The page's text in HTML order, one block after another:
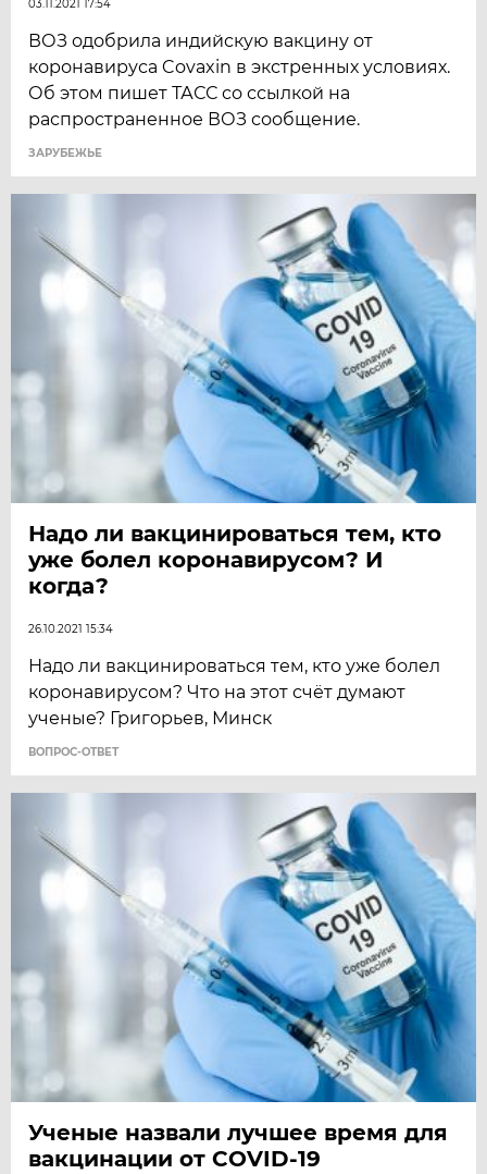
03.11.2021 17:54
ВОЗ одобрила индийскую вакцину от
коронавируса Covaxin в экстренных условиях.
Об этом пишет ТАСС со ссылкой на
распространенное ВОЗ сообщение.
ЗАРУБЕЖЬЕ
Надо ли вакцинироваться тем, кто
уже болел коронавирусом? И
когда?
26.10.2021 15:34
Надо ли вакцинироваться тем, кто уже болел
коронавирусом? Что на этот счёт думают
ученые? Григорьев, Минск
ВОПРОС-ОТВЕТ
Ученые назвали лучшее время для
вакцинации от COVID-19